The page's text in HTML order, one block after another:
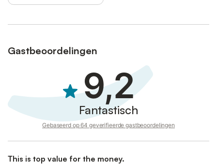
Gastbeoordelingen
9,2
Fantastisch
Gebaseerd op 64 geverifieerde gastbeoordelingen
This is top value for the money.